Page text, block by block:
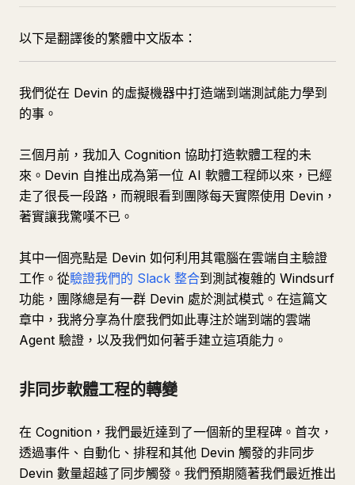
以下是翻譯後的繁體中文版本：
我們從在 Devin 的虛擬機器中打造端到端測試能力學到
的事。
三個月前，我加入 Cognition 協助打造軟體工程的未
來。Devin 自推出成為第一位 AI 軟體工程師以來，已經
走了很長一段路，而親眼看到團隊每天實際使用 Devin，
著實讓我驚嘆不已。
其中一個亮點是 Devin 如何利用其電腦在雲端自主驗證
工作。從驗證我們的 Slack 整合到測試複雜的 Windsurf
功能，團隊總是有一群 Devin 處於測試模式。在這篇文
章中，我將分享為什麼我們如此專注於端到端的雲端
Agent 驗證，以及我們如何著手建立這項能力。
非同步軟體工程的轉變
在 Cognition，我們最近達到了一個新的里程碑。首次，
透過事件、自動化、排程和其他 Devin 觸發的非同步
Devin 數量超越了同步觸發。我們預期隨著我們最近推出